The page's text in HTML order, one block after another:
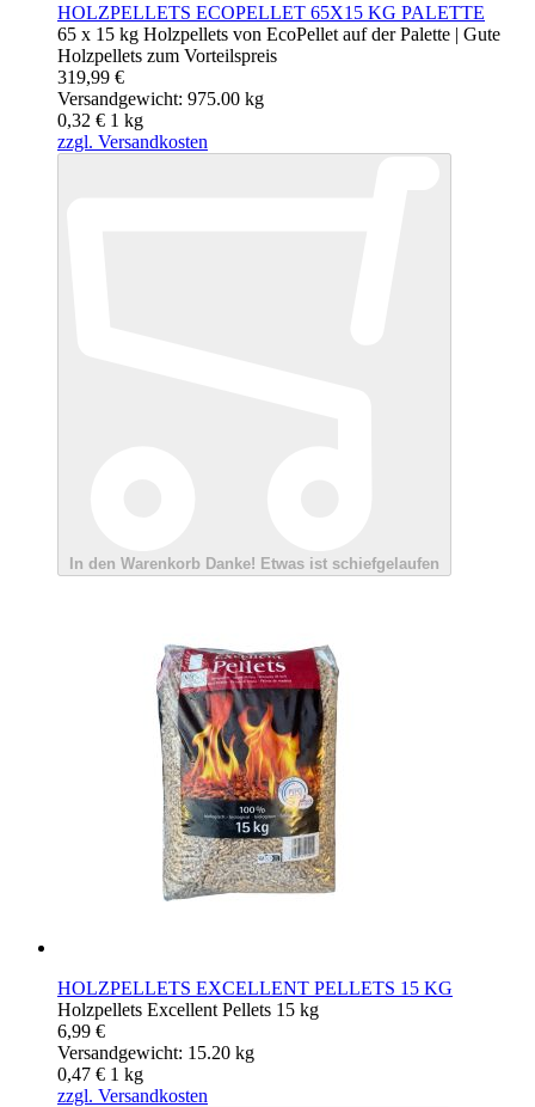
HOLZPELLETS ECOPELLET 65X15 KG PALETTE
65 x 15 kg Holzpellets von EcoPellet auf der Palette | Gute
Holzpellets zum Vorteilspreis
319,99 €
Versandgewicht: 975.00 kg
0,32 € 1 kg
zzgl. Versandkosten
In den Warenkorb Danke! Etwas ist schiefgelaufen
HOLZPELLETS EXCELLENT PELLETS 15 KG
Holzpellets Excellent Pellets 15 kg
6,99 €
Versandgewicht: 15.20 kg
0,47 € 1 kg
zzgl. Versandkosten